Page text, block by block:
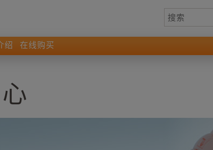
绍 在线购买